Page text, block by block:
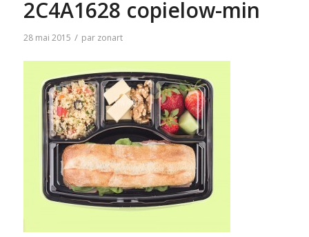
2C4A1628 copielow-min
28 mai 2015 / par zonart